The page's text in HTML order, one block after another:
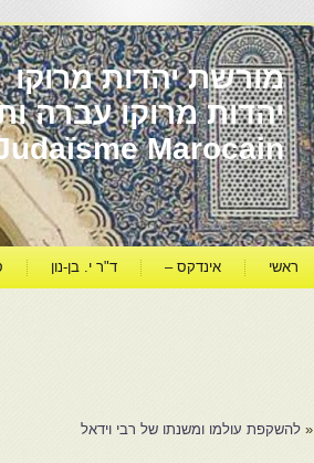
מורשת יהדות מרוקו
Marocain
ראשי אינדקס – ד"ר י. בן-נון
« להשקפת עולמו ומשנתו של רבי וידאל